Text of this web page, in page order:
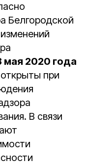
Белгородской
мая 2020 года
при
В связи